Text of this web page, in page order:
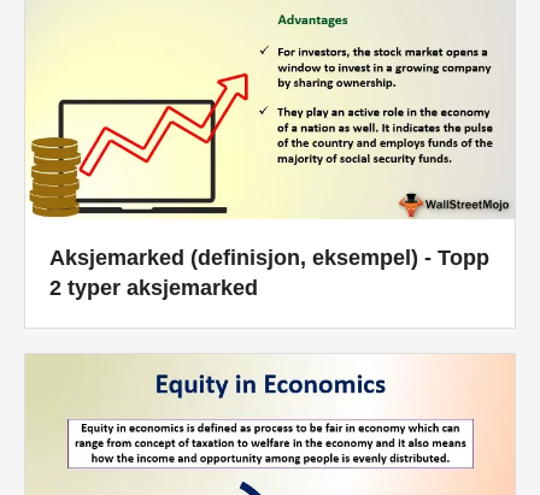
Aksjemarked (definisjon, eksempel) - Topp
2 typer aksjemarked